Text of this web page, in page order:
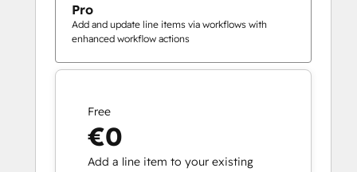
Pro
Add and update line items via workflows with
enhanced workflow actions
Free
€0
Add a line item to your existing